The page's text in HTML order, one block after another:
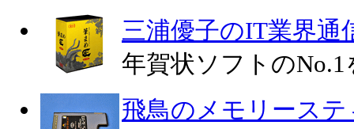
三浦優子のIT業界通
年賀状ソフトの
飛鳥のメモリーステ